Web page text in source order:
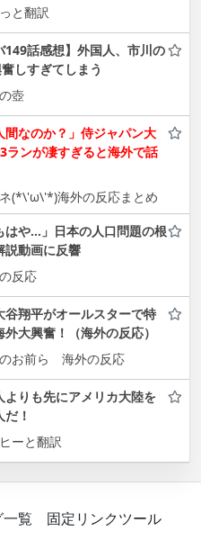
と翻訳
149話感想】外国人、市川の
しすぎてしまう
壺
間なのか？」侍ジャパン大
ランが凄すぎると海外で話
(*\'ω\'*)海外の反応まとめ
はや…」日本の人口問題の根
説動画に反響
反応
谷翔平がオールスターで特
大興奮！（海外の反応）
お前ら 海外の反応
よりも先にアメリカ大陸を
！
ーと翻訳
覧
固定リンクツール